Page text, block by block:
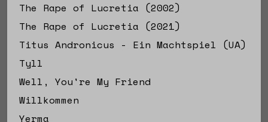
The Rape of Lucretia (2002)
The Rape of Lucretia (2021)
Titus Andronicus - Ein Machtspiel (UA)
Tyll
Well, You're My Friend
Willkommen
Yerma